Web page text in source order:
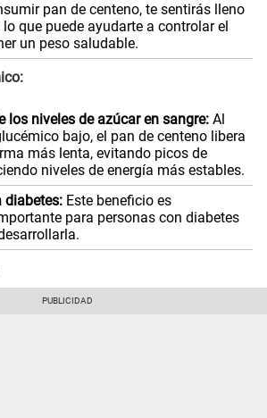
pan de centeno, te sentirás lleno
que puede ayudarte a controlar el
un peso saludable.
los niveles de azúcar en sangre:Al
bajo, el pan de centeno libera
más lenta, evitando picos de
niveles de energía más estables.
diabetes:Este beneficio es
para personas con diabetes